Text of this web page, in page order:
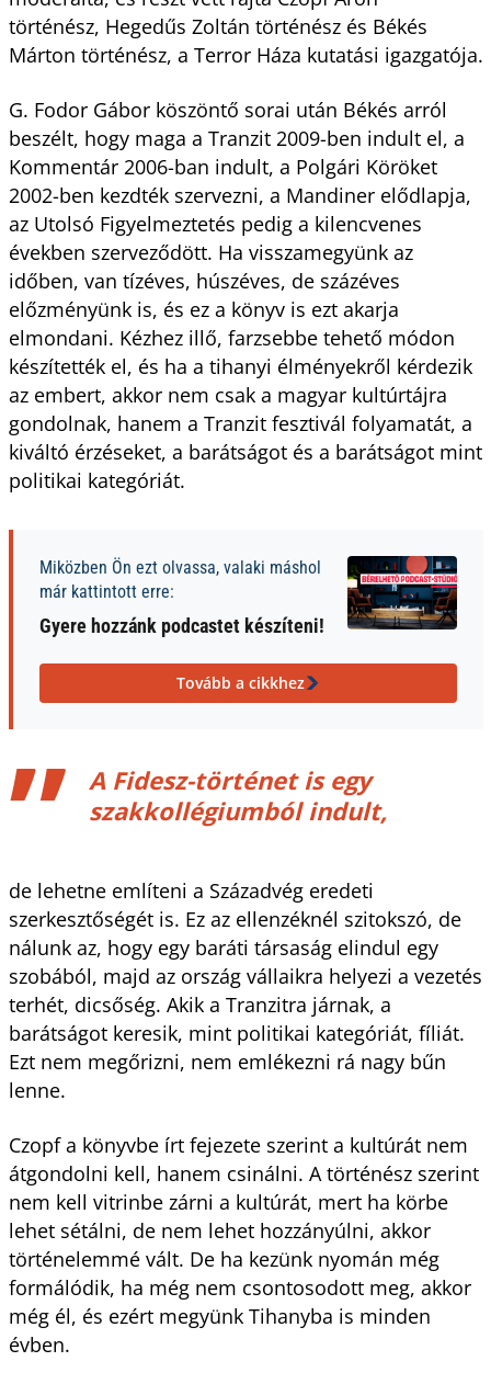
történész, Hegedűs Zoltán történész és Békés
Márton történész, a Terror Háza kutatási igazgatója.
G. Fodor Gábor köszöntő sorai után Békés arról
beszélt, hogy maga a Tranzit 2009-ben indult el, a
Kommentár 2006-ban indult, a Polgári Köröket
2002-ben kezdték szervezni, a Mandiner elődlapja,
az Utolsó Figyelmeztetés pedig a kilencvenes
években szerveződött. Ha visszamegyünk az
időben, van tízéves, húszéves, de százéves
előzményünk is, és ez a könyv is ezt akarja
elmondani. Kézhez illő, farzsebbe tehető módon
készítették el, és ha a tihanyi élményekről kérdezik
az embert, akkor nem csak a magyar kultúrtájra
gondolnak, hanem a Tranzit fesztivál folyamatát, a
kiváltó érzéseket, a barátságot és a barátságot mint
politikai kategóriát.
Miközben Ön ezt olvassa, valaki máshol
már kattintott erre:
Gyere hozzánk podcastet készíteni!
Tovább a cikkhez
A Fidesz-történet is egy
szakkollégiumból indult,
de lehetne említeni a Századvég eredeti
szerkesztőségét is. Ez az ellenzéknél szitokszó, de
nálunk az, hogy egy baráti társaság elindul egy
szobából, majd az ország vállaikra helyezi a vezetés
terhét, dicsőség. Akik a Tranzitra járnak, a
barátságot keresik, mint politikai kategóriát, fíliát.
Ezt nem megőrizni, nem emlékezni rá nagy bűn
lenne.
Czopf a könyvbe írt fejezete szerint a kultúrát nem
átgondolni kell, hanem csinálni. A történész szerint
nem kell vitrinbe zárni a kultúrát, mert ha körbe
lehet sétálni, de nem lehet hozzányúlni, akkor
történelemmé vált. De ha kezünk nyomán még
formálódik, ha még nem csontosodott meg, akkor
még él, és ezért megyünk Tihanyba is minden
évben.